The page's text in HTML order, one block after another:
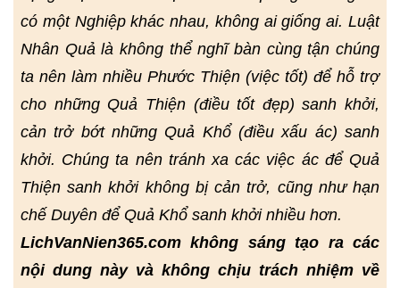
có một Nghiệp khác nhau, không ai giống ai. Luật
Nhân Quả là không thể nghĩ bàn cùng tận chúng
ta nên làm nhiều Phước Thiện (việc tốt) để hỗ trợ
cho những Quả Thiện (điều tốt đẹp) sanh khởi,
cản trở bớt những Quả Khổ (điều xấu ác) sanh
khởi. Chúng ta nên tránh xa các việc ác để Quả
Thiện sanh khởi không bị cản trở, cũng như hạn
chế Duyên để Quả Khổ sanh khởi nhiều hơn.
LichVanNien365.com không sáng tạo ra các
nội dung này và không chịu trách nhiệm về